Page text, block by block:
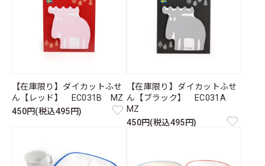
【在庫限り】ダイカットふせ
ん【レッド】 EC031B MZ
450円(税込495円)
【在庫限り】ダイカットふせ
ん【ブラック】 EC031A
MZ
450円(税込495円)